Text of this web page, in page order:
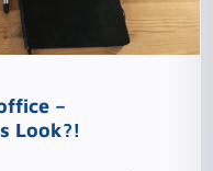
–
Look?!